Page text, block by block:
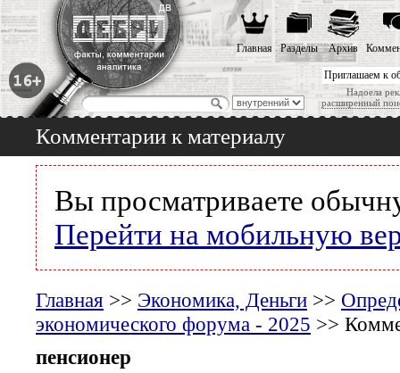
Приглашаем к
Надоела
расширенный
Главная Разделы Архив
Комментарии к материалу
Вы просматриваете
Перейти на мобильную
Главная >> Экономика, Деньги >>
экономического форума - 2025 >>
пенсионер